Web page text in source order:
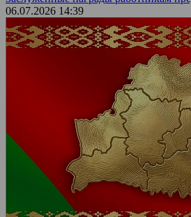
06.07.2026 14:39